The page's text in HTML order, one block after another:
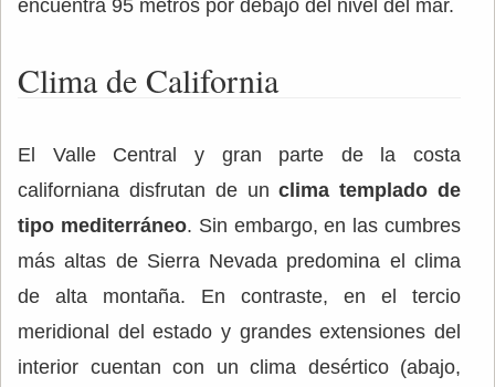
encuentra 95 metros por debajo del nivel del mar.
Clima de California
El Valle Central y gran parte de la costa
californiana disfrutan de unclima templado de
tipo mediterráneo. Sin embargo, en las cumbres
más altas de Sierra Nevada predomina el clima
de alta montaña. En contraste, en el tercio
meridional del estado y grandes extensiones del
interior cuentan con un clima desértico (abajo,